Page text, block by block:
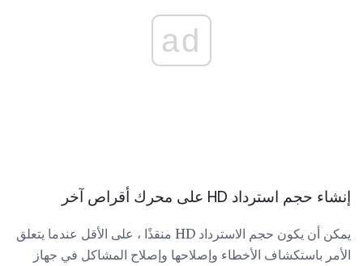
ad
إنشاء حجم استرداد HD على محرك أقراص آخر
يمكن أن يكون حجم الاسترداد HD منقذًا ، على الأقل عندما يتعلق
الأمر باستكشاف الأخطاء وإصلاحها وإصلاح المشاكل في جهاز